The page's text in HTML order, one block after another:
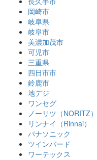
岡崎市
岐阜県
岐阜市
美濃加茂市
可児市
三重県
四日市市
鈴鹿市
地デジ
ワンセグ
ノーリツ（NORITZ）
リンナイ（Rinnai）
パナソニック
ツインバード
ワーテックス